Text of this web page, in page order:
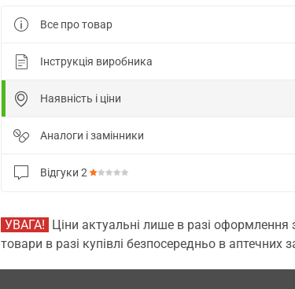
Все про товар
Інструкція виробника
Наявність і ціни
Аналоги і замінники
Відгуки 2
УВАГА! Ціни актуальні лише в разі оформлення
товари в разі купівлі безпосередньо в аптечних